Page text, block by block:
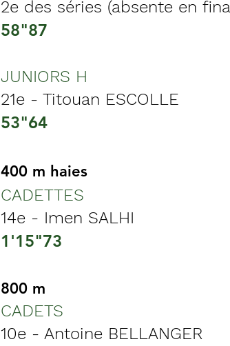
2e des séries (absente en
58"87
JUNIORS H
21e - Titouan ESCOLLE
53"64
400 m haies
CADETTES
14e - Imen SALHI
1'15"73
800 m
CADETS
10e - Antoine BELLANGER